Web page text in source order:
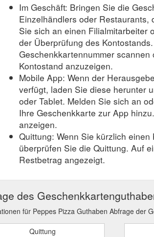
Im Geschäft: Bringen Sie die
Einzelhändlers oder Restaurants,
Sie sich an einen Filialmitarbeiter
der Überprüfung des
Geschenkkartennummer
Kontostand anzuzeigen.
Mobile App: Wenn der
verfügt, laden Sie diese herunter
oder Tablet. Melden Sie sich an
Ihre Geschenkkarte zur App
anzeigen.
Quittung: Wenn Sie kürzlich
überprüfen Sie die Quittung. Auf
Restbetrag angezeigt.
des
für Peppes Pizza Guthaben Abfrage der
Quittung